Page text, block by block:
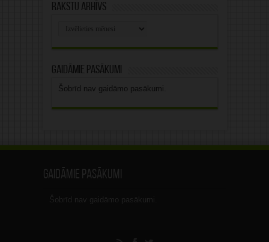
Rakstu arhīvs
Gaidāmie pasākumi
Šobrīd nav gaidāmo pasākumi.
Gaidāmie pasākumi
Šobrīd nav gaidāmo pasākumi.